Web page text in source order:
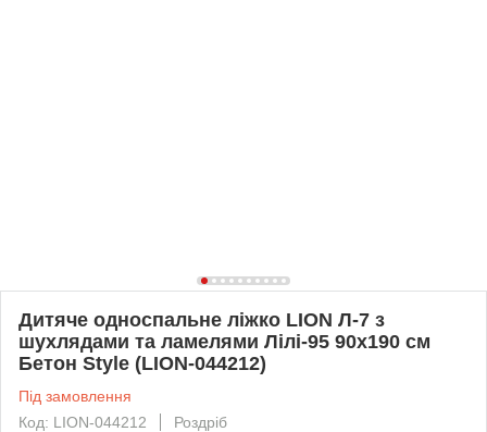
Дитяче односпальне ліжко LION Л-7 з
шухлядами та ламелями Лілі-95 90x190 см
Бетон Style (LION-044212)
Під замовлення
Код: LION-044212
Роздріб